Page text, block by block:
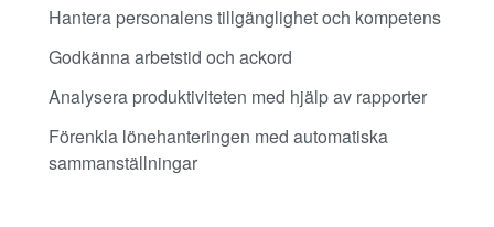
Hantera personalens tillgänglighet och kompetens
Godkänna arbetstid och ackord
Analysera produktiviteten med hjälp av rapporter
Förenkla lönehanteringen med automatiska
sammanställningar